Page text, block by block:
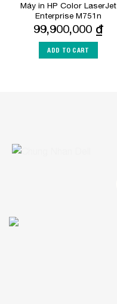
Máy in HP Color LaserJet
Enterprise M751n
99,900,000 ₫
ADD TO CART